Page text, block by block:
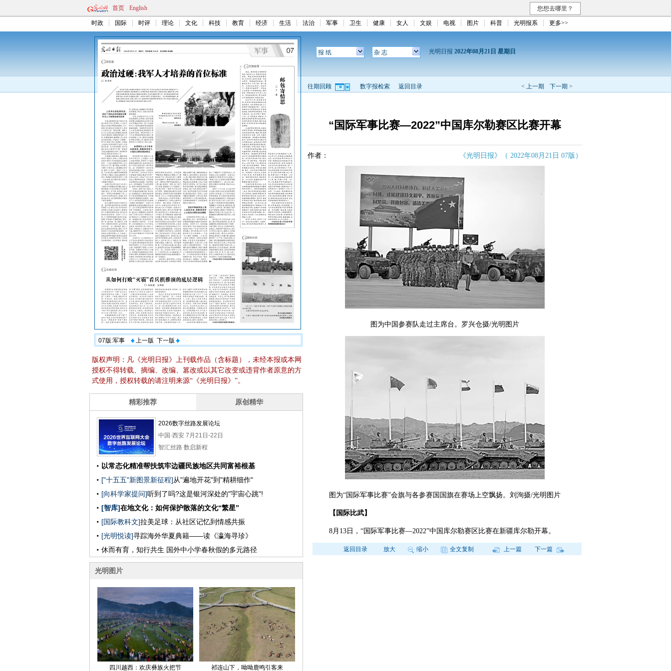
首页 English 您想去哪里？
时政 国际 时评 理论 文化 科技 教育 经济 生活 法治 军事 卫生 健康 女人 文娱 电视 图片 科普 光明报系 更多>>
07版:军事 上一版 下一版
版权声明：凡《光明日报》上刊载作品（含标题），未经本报或本网
授权不得转载、摘编、改编、篡改或以其它改变或违背作者原意的方
式使用，授权转载的请注明来源“《光明日报》”。
报 纸 杂 志 光明日报 2022年08月21日 星期日
< 上一期 下一期 >
往期回顾 数字报检索 返回目录
“国际军事比赛—2022”中国库尔勒赛区比赛开幕
作者： 《光明日报》（ 2022年08月21日 07版）
图为中国参赛队走过主席台。罗兴仓摄/光明图片
图为“国际军事比赛”会旗与各参赛国国旗在赛场上空飘扬。刘洵摄/光明图片
【国际比武】
8月13日，“国际军事比赛—2022”中国库尔勒赛区比赛在新疆库尔勒开幕。
返回目录 放大 缩小 全文复制 上一篇 下一篇